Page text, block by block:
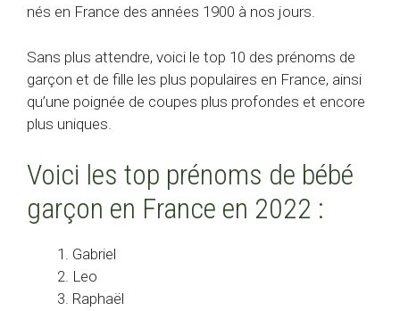
nés en France des années 1900 à nos jours.
Sans plus attendre, voici le top 10 des prénoms de
garçon et de fille les plus populaires en France, ainsi
qu’une poignée de coupes plus profondes et encore
plus uniques.
Voici les top prénoms de bébé
garçon en France en 2022 :
Gabriel
Leo
Raphaël